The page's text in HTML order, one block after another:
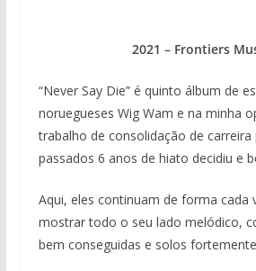
2021 – Frontiers
“Never Say Die” é quinto álbum de
noruegueses Wig Wam e na minha
trabalho de consolidação de carreira
passados 6 anos de hiato decidiu e
Aqui, eles continuam de forma cada
mostrar todo o seu lado melódico,
bem conseguidas e solos